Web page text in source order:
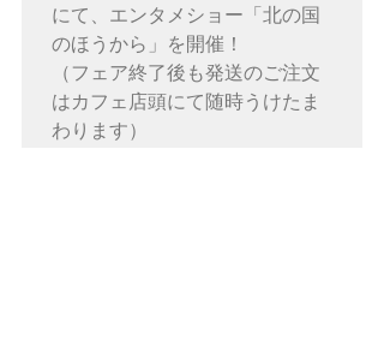
にて、エンタメショー「北の国
のほうから」を開催！
（フェア終了後も発送のご注文
はカフェ店頭にて随時うけたま
わります）